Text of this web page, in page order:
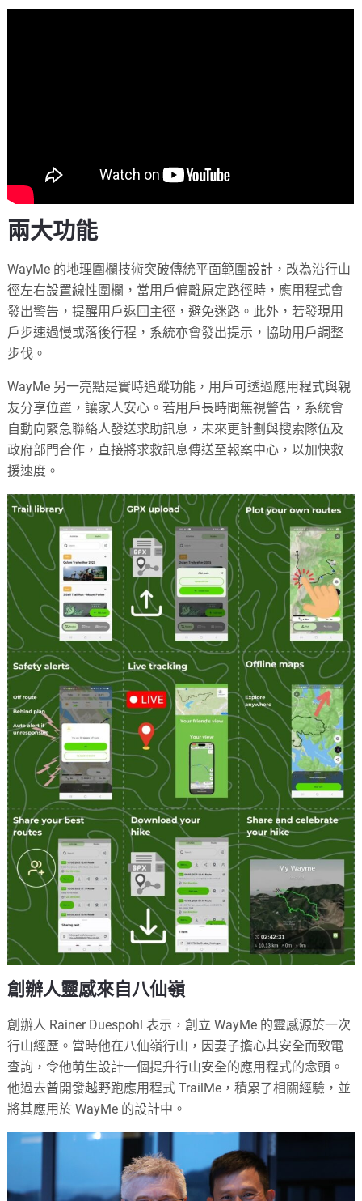
兩大功能
WayMe 的地理圍欄技術突破傳統平面範圍設計，改為沿行山
徑左右設置線性圍欄，當用戶偏離原定路徑時，應用程式會
發出警告，提醒用戶返回主徑，避免迷路。此外，若發現用
戶步速過慢或落後行程，系統亦會發出提示，協助用戶調整
步伐。
WayMe 另一亮點是實時追蹤功能，用戶可透過應用程式與親
友分享位置，讓家人安心。若用戶長時間無視警告，系統會
自動向緊急聯絡人發送求助訊息，未來更計劃與搜索隊伍及
政府部門合作，直接將求救訊息傳送至報案中心，以加快救
援速度。
創辦人靈感來自八仙嶺
創辦人 Rainer Duespohl 表示，創立 WayMe 的靈感源於一次
行山經歷。當時他在八仙嶺行山，因妻子擔心其安全而致電
查詢，令他萌生設計一個提升行山安全的應用程式的念頭。
他過去曾開發越野跑應用程式 TrailMe，積累了相關經驗，並
將其應用於 WayMe 的設計中。